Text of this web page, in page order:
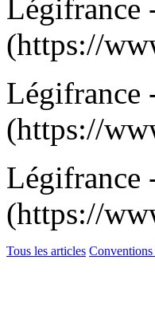
Légifrance
(https://
Légifrance
(https://
Légifrance
(https://
Tous les articles